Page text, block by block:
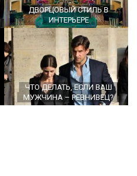
ДВОРЦОВЫЙ СТИЛЬ В
ИНТЕРЬЕРЕ
ЧТО ДЕЛАТЬ, ЕСЛИ ВАШ
МУЖЧИНА – РЕВНИВЕЦ?